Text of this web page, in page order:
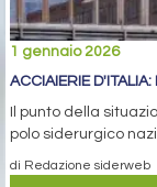
1 gennaio 2026
ACCIAIERIE D'ITALIA:
Il punto della
polo siderurgico
di Redazione siderweb